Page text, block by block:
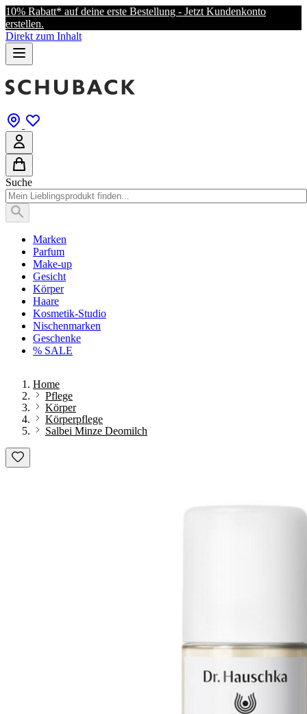
10% Rabatt* auf deine erste Bestellung - Jetzt Kundenkonto
erstellen.
Direkt zum Inhalt
Suche
Marken
Parfum
Make-up
Gesicht
Körper
Haare
Kosmetik-Studio
Nischenmarken
Geschenke
% SALE
Home
Pflege
Körper
Körperpflege
Salbei Minze Deomilch